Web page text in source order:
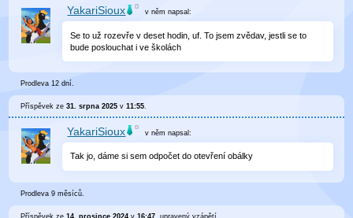
YakariSioux v němnapsal:
Se to už rozevře v deset hodin, uf. To jsem zvědav, jestli se to
bude poslouchat i ve školách
Prodleva 12 dní.
Příspěvek ze31. srpna 2025 v11:55
YakariSioux v němnapsal:
Tak jo, dáme si sem odpočet do otevření obálky
Prodleva 9 měsíců.